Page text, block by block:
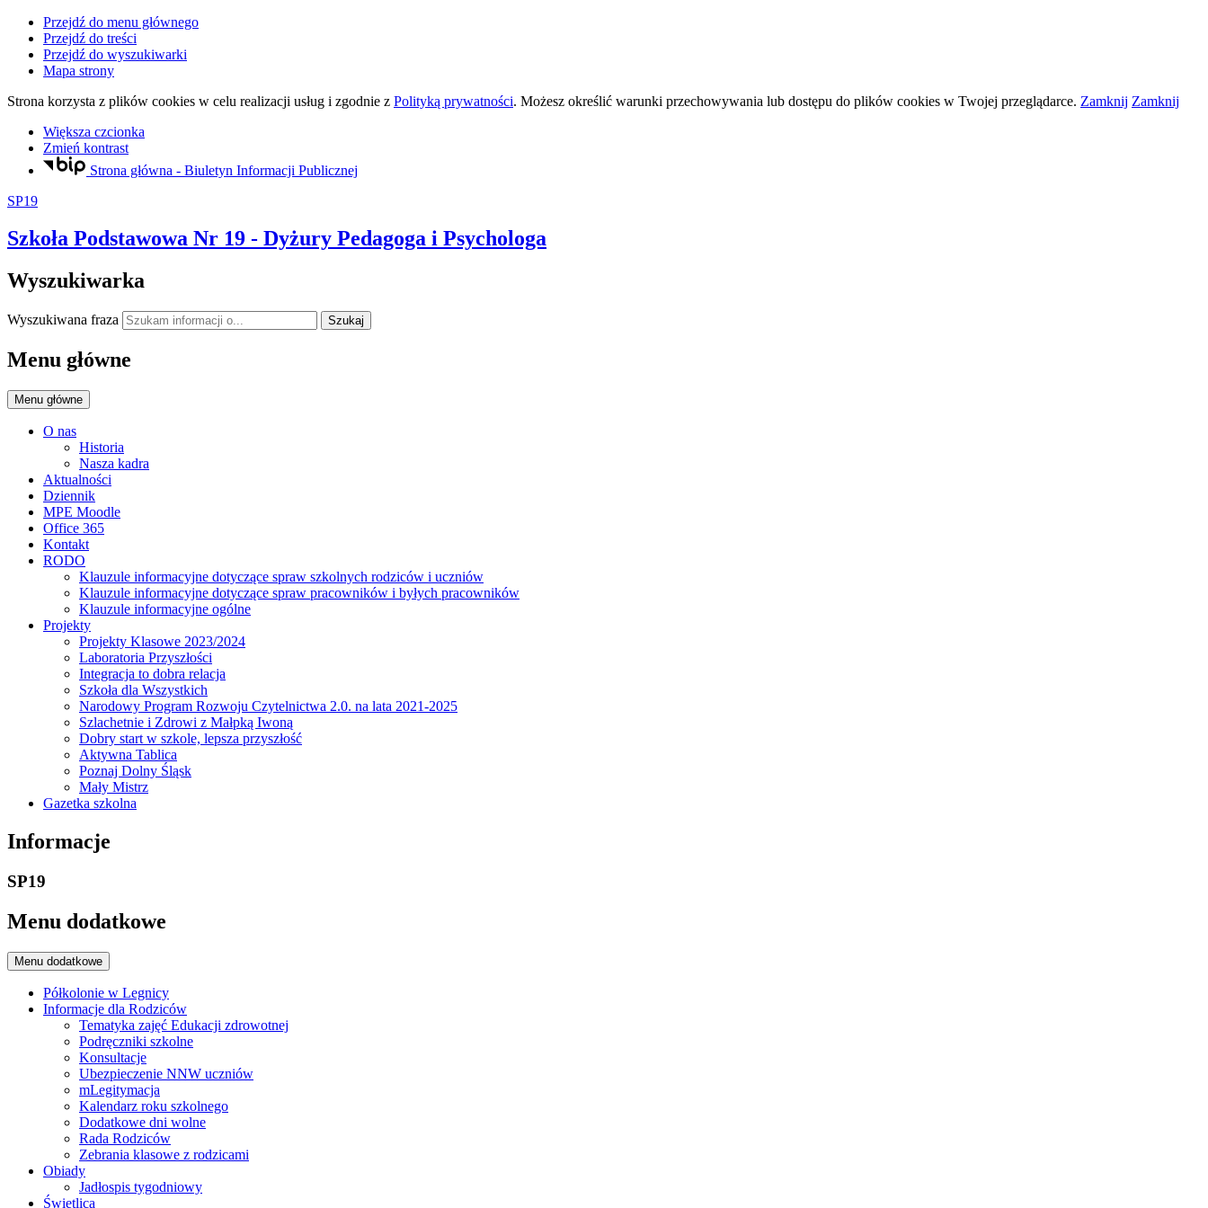
Przejdź do menu głównego
Przejdź do treści
Przejdź do wyszukiwarki
Mapa strony
Strona korzysta z plików cookies w celu realizacji usług i zgodnie z Polityką prywatności. Możesz określić warunki przechowywania lub dostępu do plików cookies w Twojej przeglądarce. Zamknij Zamknij
Większa czcionka
Zmień kontrast
Strona główna - Biuletyn Informacji Publicznej
SP19
Szkoła Podstawowa Nr 19 - Dyżury Pedagoga i Psychologa
Wyszukiwarka
Wyszukiwana fraza Szukaj
Menu główne
Menu główne
O nas
Historia
Nasza kadra
Aktualności
Dziennik
MPE Moodle
Office 365
Kontakt
RODO
Klauzule informacyjne dotyczące spraw szkolnych rodziców i uczniów
Klauzule informacyjne dotyczące spraw pracowników i byłych pracowników
Klauzule informacyjne ogólne
Projekty
Projekty Klasowe 2023/2024
Laboratoria Przyszłości
Integracja to dobra relacja
Szkoła dla Wszystkich
Narodowy Program Rozwoju Czytelnictwa 2.0. na lata 2021-2025
Szlachetnie i Zdrowi z Małpką Iwoną
Dobry start w szkole, lepsza przyszłość
Aktywna Tablica
Poznaj Dolny Śląsk
Mały Mistrz
Gazetka szkolna
Informacje
SP19
Menu dodatkowe
Menu dodatkowe
Półkolonie w Legnicy
Informacje dla Rodziców
Tematyka zajęć Edukacji zdrowotnej
Podręczniki szkolne
Konsultacje
Ubezpieczenie NNW uczniów
mLegitymacja
Kalendarz roku szkolnego
Dodatkowe dni wolne
Rada Rodziców
Zebrania klasowe z rodzicami
Obiady
Jadłospis tygodniowy
Świetlica